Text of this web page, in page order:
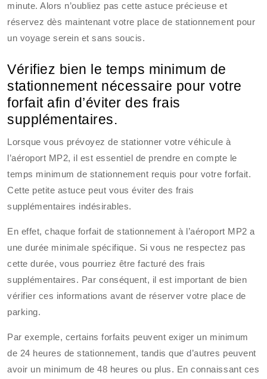
minute. Alors n’oubliez pas cette astuce précieuse et
réservez dès maintenant votre place de stationnement pour
un voyage serein et sans soucis.
Vérifiez bien le temps minimum de
stationnement nécessaire pour votre
forfait afin d’éviter des frais
supplémentaires.
Lorsque vous prévoyez de stationner votre véhicule à
l’aéroport MP2, il est essentiel de prendre en compte le
temps minimum de stationnement requis pour votre forfait.
Cette petite astuce peut vous éviter des frais
supplémentaires indésirables.
En effet, chaque forfait de stationnement à l’aéroport MP2 a
une durée minimale spécifique. Si vous ne respectez pas
cette durée, vous pourriez être facturé des frais
supplémentaires. Par conséquent, il est important de bien
vérifier ces informations avant de réserver votre place de
parking.
Par exemple, certains forfaits peuvent exiger un minimum
de 24 heures de stationnement, tandis que d’autres peuvent
avoir un minimum de 48 heures ou plus. En connaissant ces